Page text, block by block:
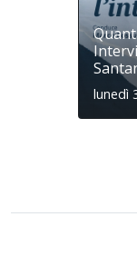
lunedì